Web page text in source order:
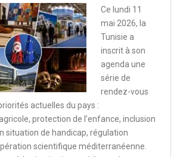
Ce lundi 11
mai 2026, la
Tunisie a
inscrit à son
agenda une
série de
rendez-vous
actuelles du pays :
protection de l’enfance, inclusion
situation de handicap, régulation
scientifique méditerranéenne.